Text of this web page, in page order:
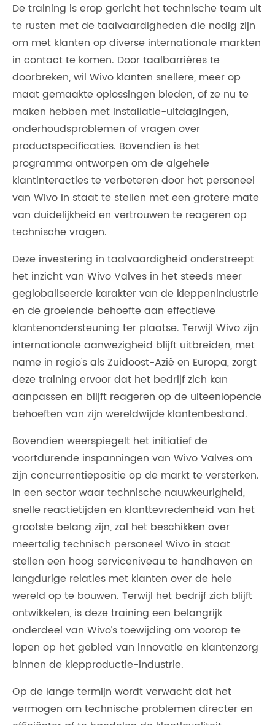
De training is erop gericht het technische team uit
te rusten met de taalvaardigheden die nodig zijn
om met klanten op diverse internationale markten
in contact te komen. Door taalbarrières te
doorbreken, wil Wivo klanten snellere, meer op
maat gemaakte oplossingen bieden, of ze nu te
maken hebben met installatie-uitdagingen,
onderhoudsproblemen of vragen over
productspecificaties. Bovendien is het
programma ontworpen om de algehele
klantinteracties te verbeteren door het personeel
van Wivo in staat te stellen met een grotere mate
van duidelijkheid en vertrouwen te reageren op
technische vragen.
Deze investering in taalvaardigheid onderstreept
het inzicht van Wivo Valves in het steeds meer
geglobaliseerde karakter van de kleppenindustrie
en de groeiende behoefte aan effectieve
klantenondersteuning ter plaatse. Terwijl Wivo zijn
internationale aanwezigheid blijft uitbreiden, met
name in regio's als Zuidoost-Azië en Europa, zorgt
deze training ervoor dat het bedrijf zich kan
aanpassen en blijft reageren op de uiteenlopende
behoeften van zijn wereldwijde klantenbestand.
Bovendien weerspiegelt het initiatief de
voortdurende inspanningen van Wivo Valves om
zijn concurrentiepositie op de markt te versterken.
In een sector waar technische nauwkeurigheid,
snelle reactietijden en klanttevredenheid van het
grootste belang zijn, zal het beschikken over
meertalig technisch personeel Wivo in staat
stellen een hoog serviceniveau te handhaven en
langdurige relaties met klanten over de hele
wereld op te bouwen. Terwijl het bedrijf zich blijft
ontwikkelen, is deze training een belangrijk
onderdeel van Wivo’s toewijding om voorop te
lopen op het gebied van innovatie en klantenzorg
binnen de klepproductie-industrie.
Op de lange termijn wordt verwacht dat het
vermogen om technische problemen directer en